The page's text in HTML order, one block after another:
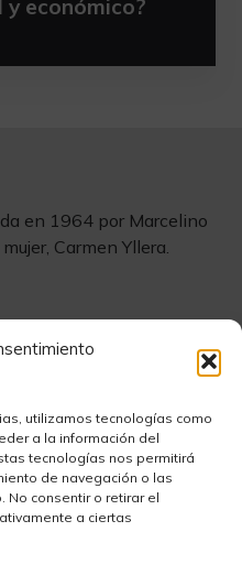
utilizamos tecnologías como
a la información del
tecnologías nos permitirá
de navegación o las
No consentir o retirar el
a ciertas
económico?
en 1964 por Marcelino
Carmen Yllera.
Instagram
Youtube